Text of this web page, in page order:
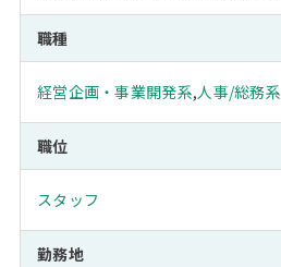
職種
経営企画・事業開発系,人事/総務系
職位
スタッフ
勤務地